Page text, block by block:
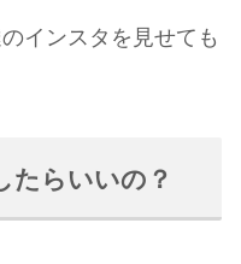
インスタを見せても
たらいいの？